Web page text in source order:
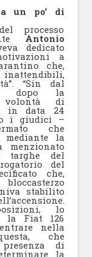
un po’ di
processo
Antonio
dedicato
a
che,
“Sin dal
dopo la
volontà di
in data 24
i giudici –
che
mediante la
menzionato
targhe del
del
che,
stabilito
lo
la Fiat 126
nella
che
di
la